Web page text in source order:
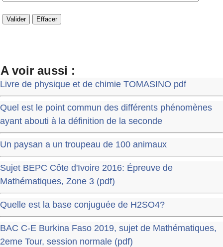
A voir aussi :
Livre de physique et de chimie TOMASINO pdf
Quel est le point commun des différents phénomènes
ayant abouti à la définition de la seconde
Un paysan a un troupeau de 100 animaux
Sujet BEPC Côte d'Ivoire 2016: Épreuve de
Mathématiques, Zone 3 (pdf)
Quelle est la base conjuguée de H2SO4?
BAC C-E Burkina Faso 2019, sujet de Mathématiques,
2eme Tour, session normale (pdf)